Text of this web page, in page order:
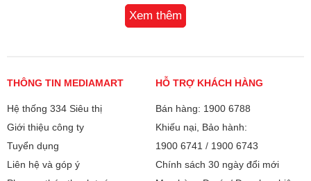
Núm vặn kết hợp điện tử
Tay cầm
Khay nướng
Bảo hành
Xuất xứ Trung Quốc
Xem thêm
THÔNG TIN MEDIAMART
Hệ thống 334 Siêu thị
Giới thiệu công ty
Tuyển dụng
Liên hệ và góp ý
HỖ TRỢ KHÁCH HÀNG
Bán hàng: 1900 6788
Khiếu nại, Bảo hành:
1900 6741 / 1900 6743
Chính sách 30 ngày đổi mới